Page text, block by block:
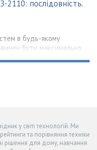
послідовність.
в будь-якому
бути максимально ...
у світі технологій. Ми
та порівняння техніки
рішення для дому, навчання